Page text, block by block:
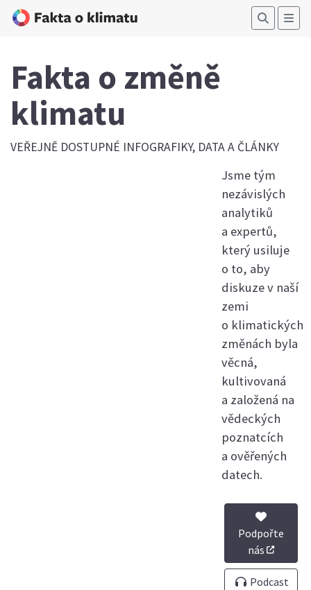
Fakta o změně
klimatu
VEŘEJNĚ DOSTUPNÉ INFOGRAFIKY, DATA A ČLÁNKY
Jsme tým
nezávislých
analytiků
a expertů,
který usiluje
o to, aby
diskuze v naší
zemi
o klimatických
změnách byla
věcná,
kultivovaná
a založená na
vědeckých
poznatcích
a ověřených
datech.
Podpořte
nás
Podcast